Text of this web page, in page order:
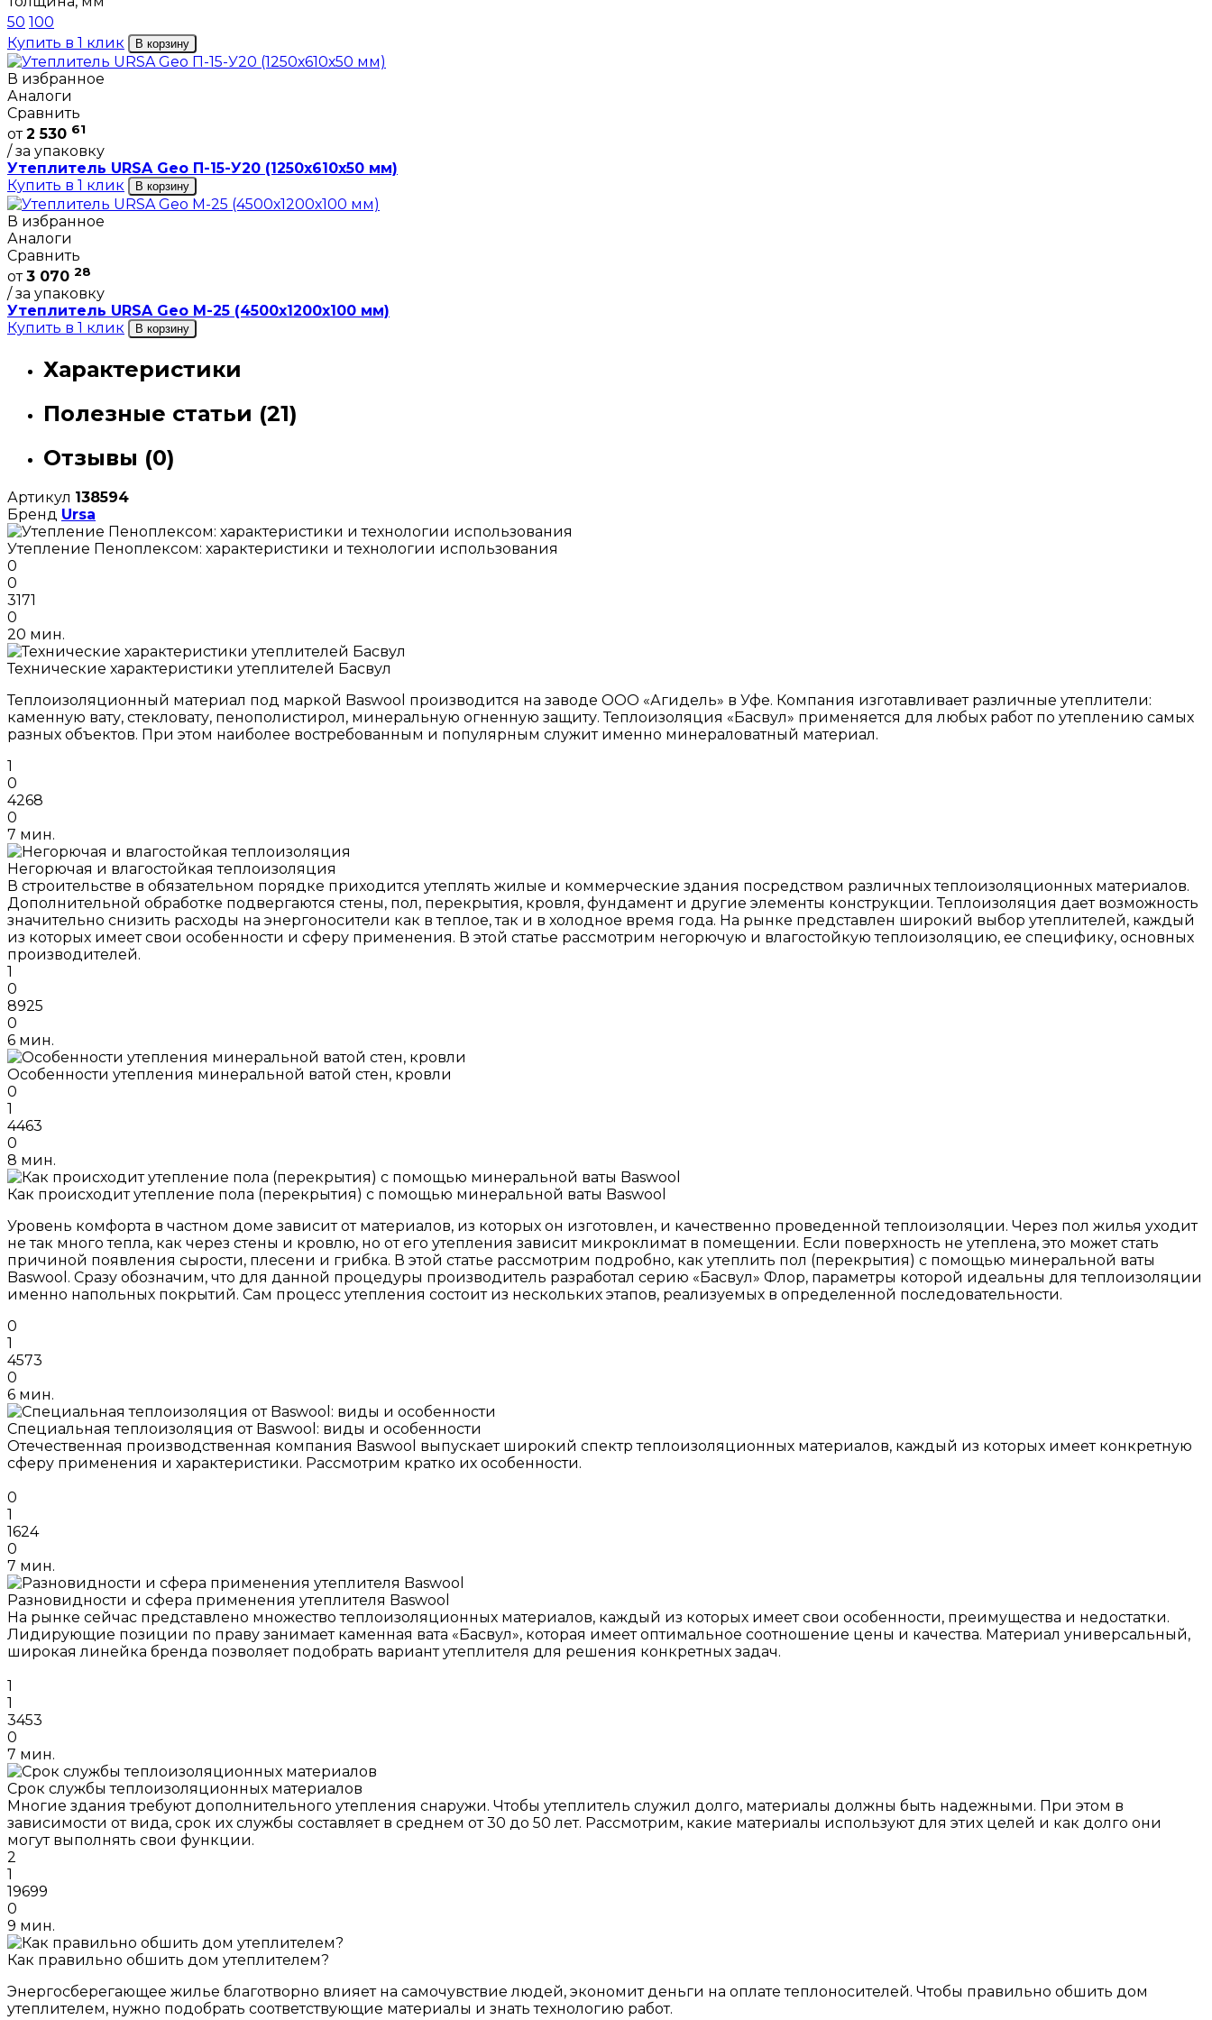
50 100
Купить в 1 клик
В корзину
В избранное
Аналоги
Сравнить
от2 530 61
/ за упаковку
Утеплитель URSA Geo П-15-У20 (1250х610х50 мм)
Купить в 1 клик
В корзину
В избранное
Аналоги
Сравнить
от3 070 28
/ за упаковку
Утеплитель URSA Geo М-25 (4500х1200х100 мм)
Купить в 1 клик
В корзину
Характеристики
Полезные статьи (21)
Отзывы (0)
Артикул 138594
Бренд Ursa
Утепление Пеноплексом: характеристики и технологии использования
0
0
3171
0
20 мин.
Технические характеристики утеплителей Басвул
Теплоизоляционный материал под маркой Baswool производится на заводе ООО «Агидель» в Уфе. Компания изготавливает различные утеплители:
каменную вату, стекловату, пенополистирол, минеральную огненную защиту. Теплоизоляция «Басвул» применяется для любых работ по утеплению самых
разных объектов. При этом наиболее востребованным и популярным служит именно минераловатный материал.
1
0
4268
0
7 мин.
Негорючая и влагостойкая теплоизоляция
В строительстве в обязательном порядке приходится утеплять жилые и коммерческие здания посредством различных теплоизоляционных материалов.
Дополнительной обработке подвергаются стены, пол, перекрытия, кровля, фундамент и другие элементы конструкции. Теплоизоляция дает возможность
значительно снизить расходы на энергоносители как в теплое, так и в холодное время года. На рынке представлен широкий выбор утеплителей, каждый
из которых имеет свои особенности и сферу применения. В этой статье рассмотрим негорючую и влагостойкую теплоизоляцию, ее специфику, основных
производителей.
1
0
8925
0
6 мин.
Особенности утепления минеральной ватой стен, кровли
0
1
4463
0
8 мин.
Как происходит утепление пола (перекрытия) с помощью минеральной ваты Baswool
Уровень комфорта в частном доме зависит от материалов, из которых он изготовлен, и качественно проведенной теплоизоляции. Через пол жилья уходит
не так много тепла, как через стены и кровлю, но от его утепления зависит микроклимат в помещении. Если поверхность не утеплена, это может стать
причиной появления сырости, плесени и грибка. В этой статье рассмотрим подробно, как утеплить пол (перекрытия) с помощью минеральной ваты
Baswool. Сразу обозначим, что для данной процедуры производитель разработал серию «Басвул» Флор, параметры которой идеальны для теплоизоляции
именно напольных покрытий. Сам процесс утепления состоит из нескольких этапов, реализуемых в определенной последовательности.
0
1
4573
0
6 мин.
Специальная теплоизоляция от Baswool: виды и особенности
Отечественная производственная компания Baswool выпускает широкий спектр теплоизоляционных материалов, каждый из которых имеет конкретную
сферу применения и характеристики. Рассмотрим кратко их особенности.
0
1
1624
0
7 мин.
Разновидности и сфера применения утеплителя Baswool
На рынке сейчас представлено множество теплоизоляционных материалов, каждый из которых имеет свои особенности, преимущества и недостатки.
Лидирующие позиции по праву занимает каменная вата «Басвул», которая имеет оптимальное соотношение цены и качества. Материал универсальный,
широкая линейка бренда позволяет подобрать вариант утеплителя для решения конкретных задач.
1
1
3453
0
7 мин.
Срок службы теплоизоляционных материалов
Многие здания требуют дополнительного утепления снаружи. Чтобы утеплитель служил долго, материалы должны быть надежными. При этом в
зависимости от вида, срок их службы составляет в среднем от 30 до 50 лет. Рассмотрим, какие материалы используют для этих целей и как долго они
могут выполнять свои функции.
2
1
19699
0
9 мин.
Как правильно обшить дом утеплителем?
Энергосберегающее жилье благотворно влияет на самочувствие людей, экономит деньги на оплате теплоносителей. Чтобы правильно обшить дом
утеплителем, нужно подобрать соответствующие материалы и знать технологию работ.